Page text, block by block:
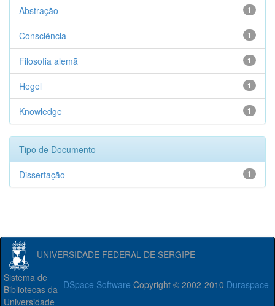
1
Abstração
1
Consciência
1
Filosofia alemã
1
Hegel
1
Knowledge
Tipo de Documento
1
Dissertação
UNIVERSIDADE FEDERAL DE SERGIPE
DSpace Software Copyright © 2002-2010 Duraspace
Sistema de
Bibliotecas da
Universidade